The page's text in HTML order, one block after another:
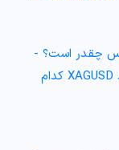
چقدر است؟ -
بهترین بروکر با کمترین اسپرد XAGUSD کدام